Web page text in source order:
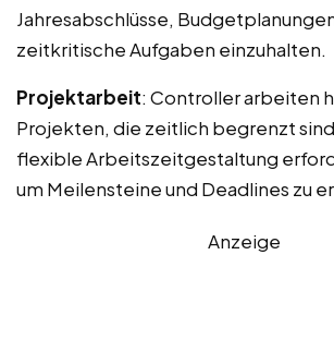
Jahresabschlüsse,
zeitkritische Aufgaben einzuhalten.
Projektarbeit: Controller arbeiten
Projekten, die zeitlich begrenzt
flexible Arbeitszeitgestaltung
um Meilensteine und Deadlines zu
Anzeige